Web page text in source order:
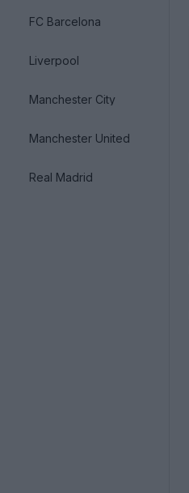
FC Barcelona
Liverpool
Manchester City
Manchester United
Real Madrid